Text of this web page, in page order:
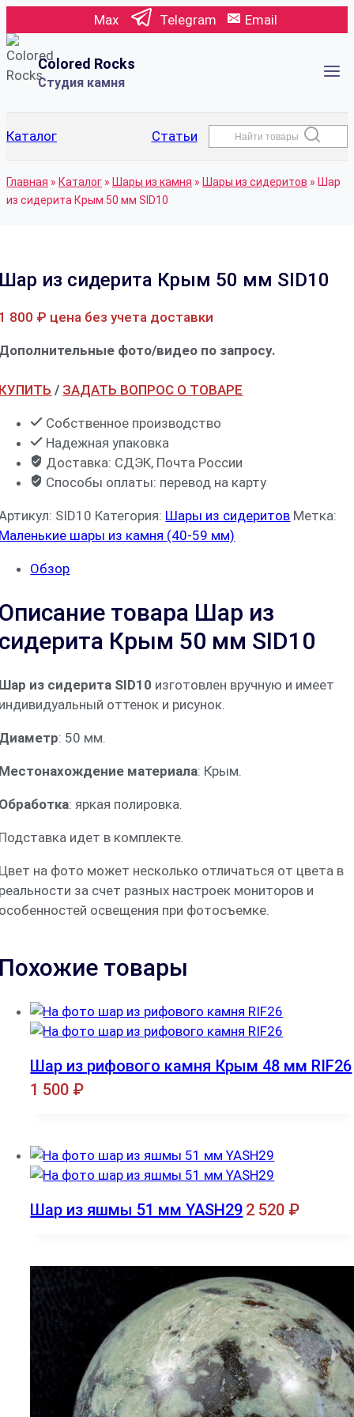
к
содержимому
Max Telegram Email
Colored Rocks
Студия камня
Каталог Статьи Найти товары
Главная » Каталог » Шары из камня » Шары из сидеритов » Шар
из сидерита Крым 50 мм SID10
из сидерита Крым 50 мм SID10
800 ₽ цена без учета доставки
фото/видео по запросу.
/ ЗАДАТЬ ВОПРОС О ТОВАРЕ
Собственное производство
Надежная упаковка
Доставка: СДЭК, Почта России
Способы оплаты: перевод на карту
SID10 Категория: Шары из сидеритов Метка:
шары из камня (40-59 мм)
Обзор
товара Шар из
Крым 50 мм SID10
из сидерита SID10 изготовлен вручную и имеет
оттенок и рисунок.
: 50 мм.
материала: Крым.
: яркая полировка.
идет в комплекте.
на фото может несколько отличаться от цвета в
за счет разных настроек мониторов и
освещения при фотосъемке.
товары
Шар из рифового камня Крым 48 мм RIF26
1 500 ₽
Шар из яшмы 51 мм YASH29 2 520 ₽